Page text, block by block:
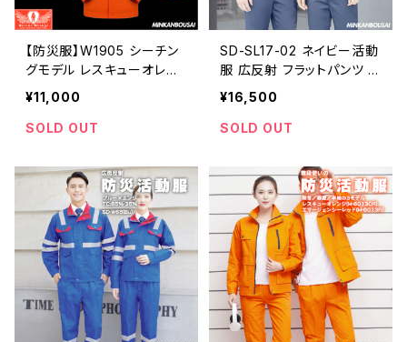
【防災服】W1905 シーチン
グモデル レスキューオレン
ジ上下セット カーゴパンツ
| 危機管理ブランド民間防
災
¥11,000
SOLD OUT
SD-SL17-02 ネイビー活動
服 広反射 フラットパンツ S
~4XL | 危機管理ブランド民
間防災（防人司）
¥16,500
SOLD OUT